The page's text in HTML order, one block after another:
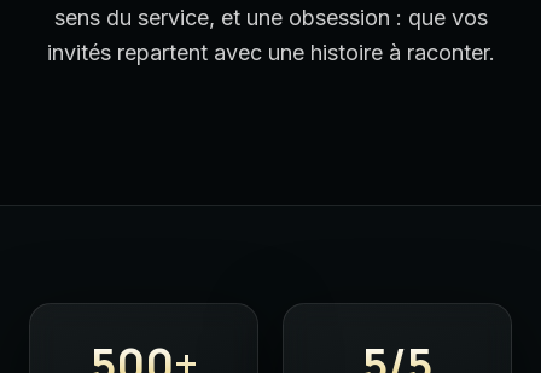
sens du service, et une obsession : que vos
invités repartent avec une histoire à raconter.